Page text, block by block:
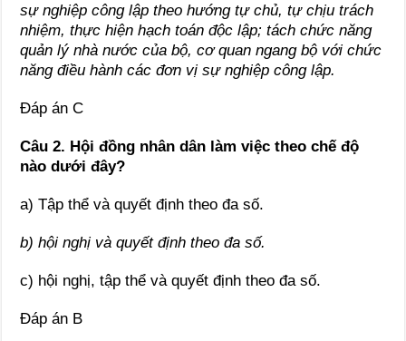
sự nghiệp công lập theo hướng tự chủ, tự chịu trách
nhiệm, thực hiện hạch toán độc lập; tách chức năng
quản lý nhà nước của bộ, cơ quan ngang bộ với chức
năng điều hành các đơn vị sự nghiệp công lập.
Đáp án C
Câu 2. Hội đồng nhân dân làm việc theo chế độ
nào dưới đây?
a) Tập thể và quyết định theo đa số.
b)hội nghị và quyết định theo đa số.
c) hội nghị, tập thể và quyết định theo đa số.
Đáp án B